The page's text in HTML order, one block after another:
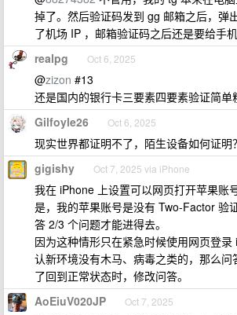
掉了。然后验证码发到 gg 邮箱之后，弹
了机场 IP ，邮箱验证码之后还是要给手
realpg Oct 6, 2025
@zizon #13
还是国内的银行卡三要素四要素验证简单
Gilfoyle26 Oct 6, 2025
现实世界都证明不了，陌生设备如何证明
gigishy Oct 7, 2025 via iPhone
我在 iPhone 上设置可以网页打开苹果账
是，我的苹果账号是没有 Two-Factor 验
答 2/3 个问题才能进得去。
因为这种情形只在紧急时候使用网页登
认新环境没有木马、病毒之类的，那么
了回到正常状态时，修改问答。
AoEiuV020JP Oct 7, 2025